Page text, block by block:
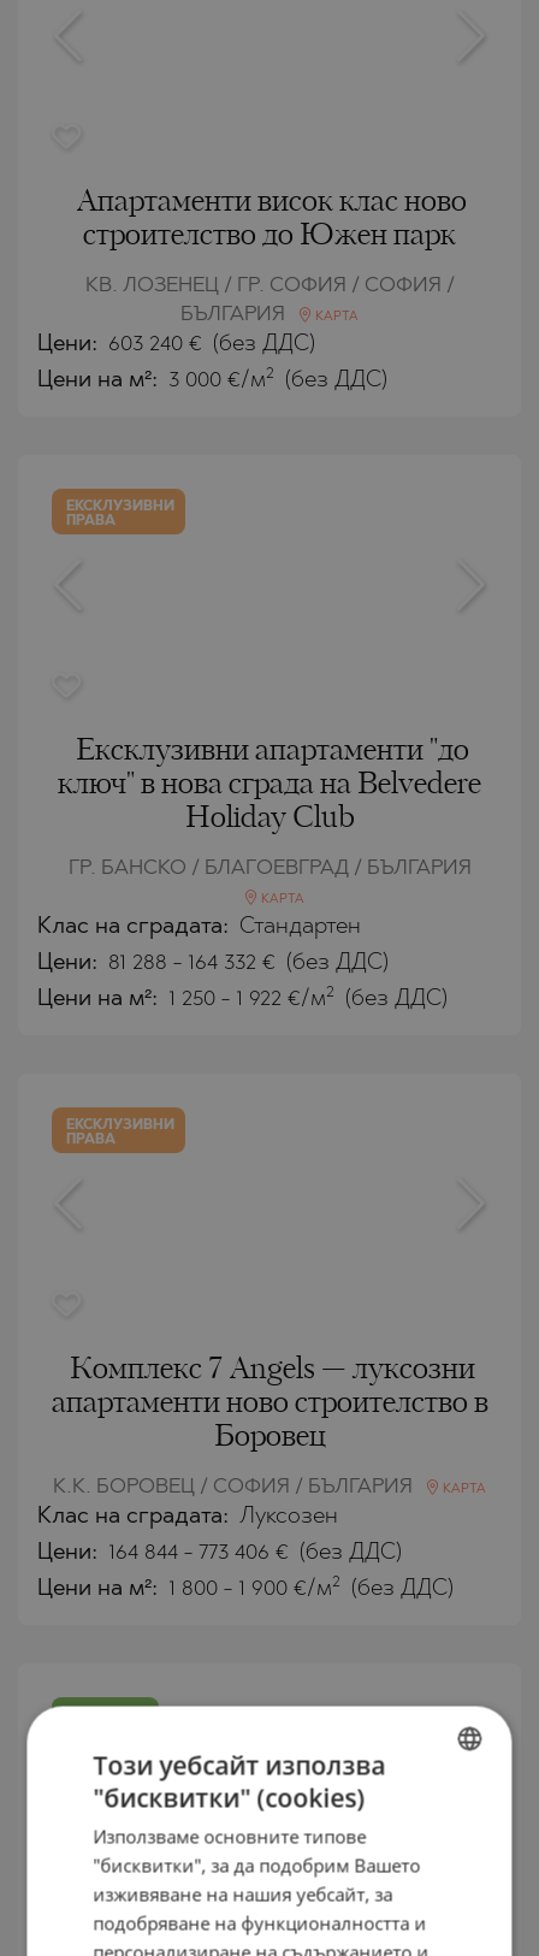
Апартаменти висок клас ново
строителство до Южен парк
КВ. ЛОЗЕНЕЦ / ГР. СОФИЯ / СОФИЯ /
БЪЛГАРИЯ
КАРТА
Цени: 603 240 € (без ДДС)
Цени на м²: 3 000 €/м2 (без ДДС)
ЕКСКЛУЗИВНИ
ПРАВА
Ексклузивни апартаменти "до
ключ" в нова сграда на Belvedere
Holiday Club
ГР. БАНСКО / БЛАГОЕВГРАД / БЪЛГАРИЯ
КАРТА
Клас на сградата: Стандартен
Цени: 81 288 - 164 332 € (без ДДС)
Цени на м²: 1 250 - 1 922 €/м2 (без ДДС)
ЕКСКЛУЗИВНИ
ПРАВА
Комплекс 7 Angels — луксозни
апартаменти ново строителство в
Боровец
К.К. БОРОВЕЦ / СОФИЯ / БЪЛГАРИЯ КАРТА
Клас на сградата: Луксозен
Цени: 164 844 - 773 406 € (без ДДС)
Цени на м²: 1 800 - 1 900 €/м2 (без ДДС)
GERMAN
Този уебсайт използва
"бисквитки" (cookies)
Използваме основните типове
"бисквитки", за да подобрим Вашето
изживяване на нашия уебсайт, за
подобряване на функционалността и